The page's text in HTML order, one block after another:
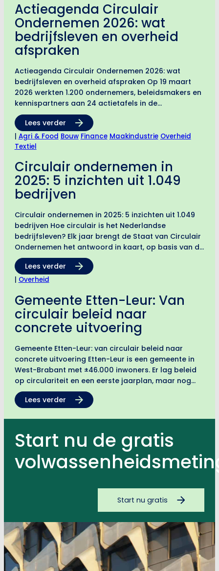
Actieagenda Circulair
Ondernemen 2026: wat
bedrijfsleven en overheid
afspraken
Actieagenda Circulair Ondernemen 2026: wat
bedrijfsleven en overheid afspraken Op 19 maart
2026 werkten 1.200 ondernemers, beleidsmakers en
kennispartners aan 24 actietafels in de
Werkspoorkathedraal in Utrecht. Het resultaat: een
actieagenda met concrete interventies op
nationaal, regionaal en bedrijfsniveau.
Aangeboden…
Lees verder
| Agri & Food Bouw Finance Maakindustrie Overheid
Textiel
Circulair ondernemen in
2025: 5 inzichten uit 1.049
bedrijven
Circulair ondernemen in 2025: 5 inzichten uit 1.049
bedrijven Hoe circulair is het Nederlandse
bedrijfsleven? Elk jaar brengt de Staat van Circulair
Ondernemen het antwoord in kaart, op basis van de
Circulaire Volwassenheidsmeting (CVM). De editie
van 2026 is gebaseerd…
Lees verder
Overheid
Gemeente Etten-Leur: Van
circulair beleid naar
concrete uitvoering
Gemeente Etten-Leur: van circulair beleid naar
concrete uitvoering Etten-Leur is een gemeente in
West-Brabant met ±46.000 inwoners. Er lag beleid
op circulariteit en een eerste jaarplan, maar nog
geen concreet plan voor de komende jaren. Samen
met Route Circulair vertaalde…
Lees verder
Start nu de gratis
Start nu gratis